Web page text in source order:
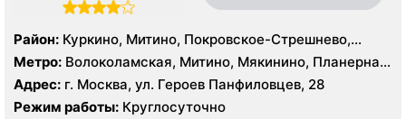
Район: Куркино, Митино, Покровское-Стрешнево,
Северное Тушино, Строгино, Южное Тушино
Метро: Волоколамская, Митино, Мякинино, Планерная,
Пятницкое шоссе, Спартак, Строгино, Сходненская,
Тушинская, Щукинская
Адрес: г. Москва, ул. Героев Панфиловцев, 28
Режим работы: Круглосуточно